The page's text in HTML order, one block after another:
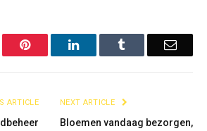
Pinterest LinkedIn Email
ARTICLE NEXT ARTICLE
Bloemen vandaag bezorgen,